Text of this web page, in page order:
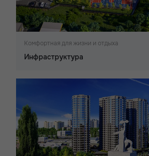
Комфортная для жизни и отдыха
Инфраструктура